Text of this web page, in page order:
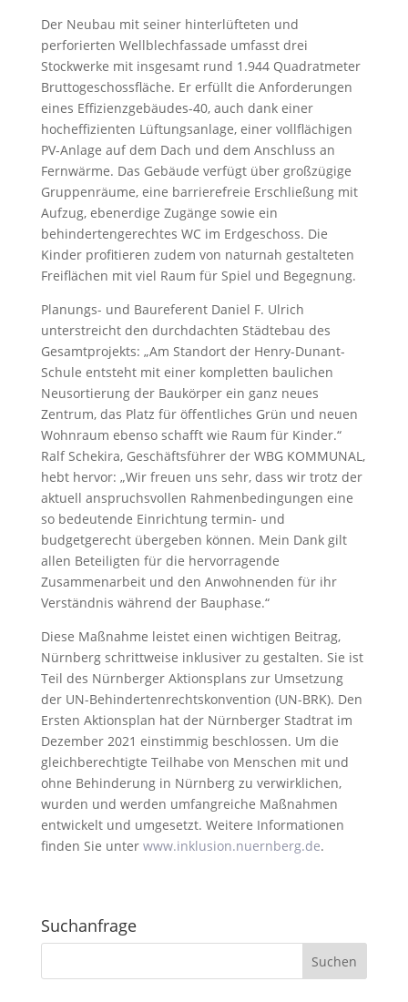
Der Neubau mit seiner hinterlüfteten und
perforierten Wellblechfassade umfasst drei
Stockwerke mit insgesamt rund 1.944 Quadratmeter
Bruttogeschossfläche. Er erfüllt die Anforderungen
eines Effizienzgebäudes-40, auch dank einer
hocheffizienten Lüftungsanlage, einer vollflächigen
PV-Anlage auf dem Dach und dem Anschluss an
Fernwärme. Das Gebäude verfügt über großzügige
Gruppenräume, eine barrierefreie Erschließung mit
Aufzug, ebenerdige Zugänge sowie ein
behindertengerechtes WC im Erdgeschoss. Die
Kinder profitieren zudem von naturnah gestalteten
Freiflächen mit viel Raum für Spiel und Begegnung.
Planungs- und Baureferent Daniel F. Ulrich
unterstreicht den durchdachten Städtebau des
Gesamtprojekts: „Am Standort der Henry-Dunant-
Schule entsteht mit einer kompletten baulichen
Neusortierung der Baukörper ein ganz neues
Zentrum, das Platz für öffentliches Grün und neuen
Wohnraum ebenso schafft wie Raum für Kinder.“
Ralf Schekira, Geschäftsführer der WBG KOMMUNAL,
hebt hervor: „Wir freuen uns sehr, dass wir trotz der
aktuell anspruchsvollen Rahmenbedingungen eine
so bedeutende Einrichtung termin- und
budgetgerecht übergeben können. Mein Dank gilt
allen Beteiligten für die hervorragende
Zusammenarbeit und den Anwohnenden für ihr
Verständnis während der Bauphase.“
Diese Maßnahme leistet einen wichtigen Beitrag,
Nürnberg schrittweise inklusiver zu gestalten. Sie ist
Teil des Nürnberger Aktionsplans zur Umsetzung
der UN-Behindertenrechtskonvention (UN-BRK). Den
Ersten Aktionsplan hat der Nürnberger Stadtrat im
Dezember 2021 einstimmig beschlossen. Um die
gleichberechtigte Teilhabe von Menschen mit und
ohne Behinderung in Nürnberg zu verwirklichen,
wurden und werden umfangreiche Maßnahmen
entwickelt und umgesetzt. Weitere Informationen
finden Sie unter www.inklusion.nuernberg.de.
Suchanfrage